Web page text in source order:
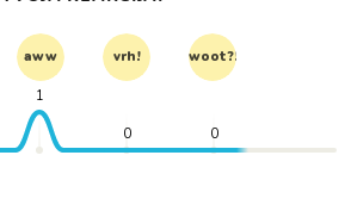
aww vrh! woot?!
1
0 0